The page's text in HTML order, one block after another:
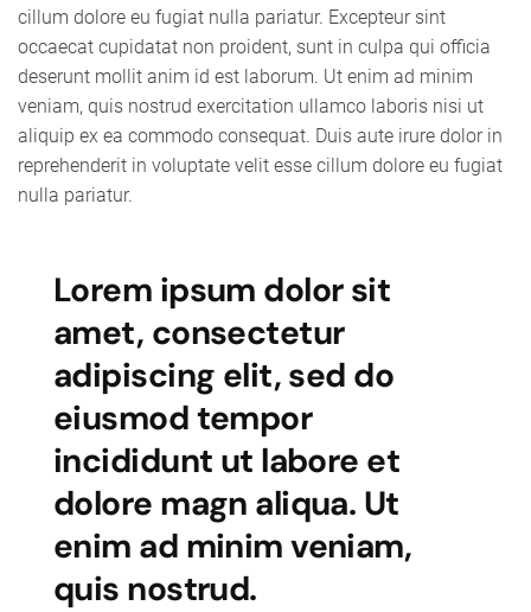
cillum dolore eu fugiat nulla pariatur. Excepteur sint
occaecat cupidatat non proident, sunt in culpa qui officia
deserunt mollit anim id est laborum. Ut enim ad minim
veniam, quis nostrud exercitation ullamco laboris nisi ut
aliquip ex ea commodo consequat. Duis aute irure dolor in
reprehenderit in voluptate velit esse cillum dolore eu fugiat
nulla pariatur.
Lorem ipsum dolor sit
amet, consectetur
adipiscing elit, sed do
eiusmod tempor
incididunt ut labore et
dolore magn aliqua. Ut
enim ad minim veniam,
quis nostrud.